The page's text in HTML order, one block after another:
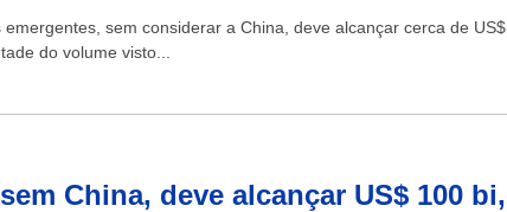
sem considerar a China, deve alcançar cerca de US$
do volume visto...
China, deve alcançar US$ 100 bi,